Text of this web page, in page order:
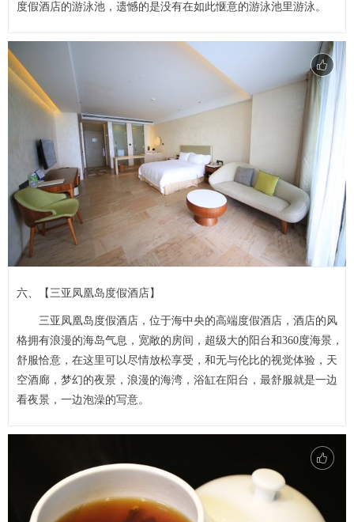
度假酒店的游泳池，遗憾的是没有在如此惬意的游泳池里游泳。
六、【三亚凤凰岛度假酒店】
三亚凤凰岛度假酒店，位于海中央的高端度假酒店，酒店的风
格拥有浪漫的海岛气息，宽敞的房间，超级大的阳台和360度海景，
舒服恰意，在这里可以尽情放松享受，和无与伦比的视觉体验，天
空酒廊，梦幻的夜景，浪漫的海湾，浴缸在阳台，最舒服就是一边
看夜景，一边泡澡的写意。